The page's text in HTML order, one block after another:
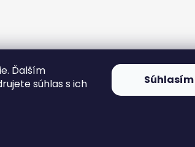
Ďalším
súhlas s ich
Súhlasím